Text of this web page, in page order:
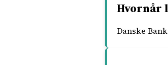
Hvornår
Danske